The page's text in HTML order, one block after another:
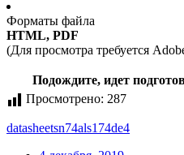
Форматы файла
HTML, PDF
(Для просмотра требуется
Подождите, идет
Просмотрено: 287
datasheetsn74als174de4